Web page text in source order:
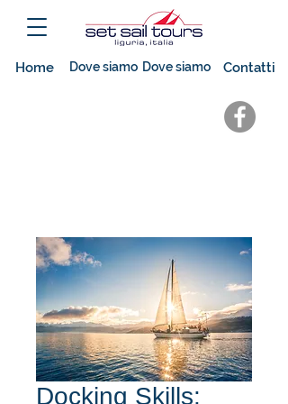
Home Dove siamo Dove siamo Contatti
Docking Skills: